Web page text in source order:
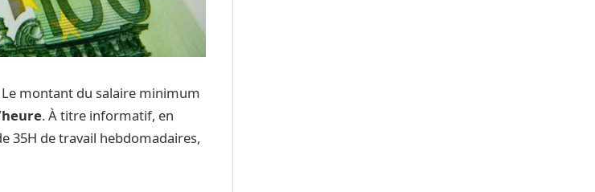
montant du salaire minimum
. À titre informatif, en
35H de travail hebdomadaires,